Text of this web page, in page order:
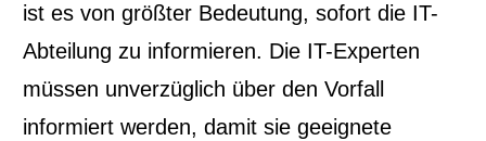
ist es von größter Bedeutung, sofort die IT-
Abteilung zu informieren. Die IT-Experten
müssen unverzüglich über den Vorfall
informiert werden, damit sie geeignete